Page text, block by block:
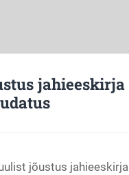
jahieeskirja
jõustus jahieeskirja